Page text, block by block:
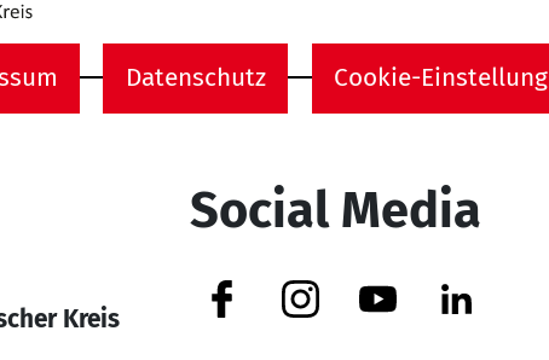
Datenschutz Cookie-Einstellung
Kreis
Social Media
FacebookInstagramYouTube